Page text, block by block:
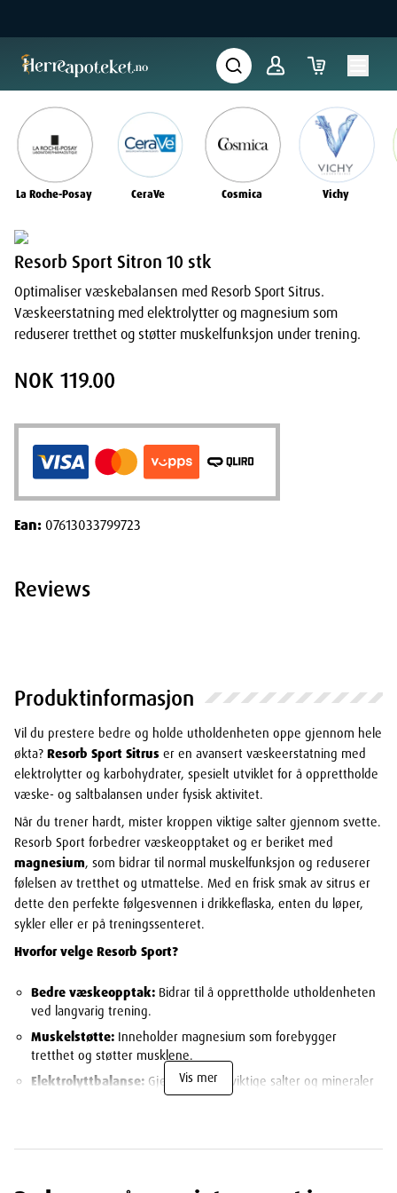
La Roche-Posay CeraVe Cosmica Vichy
Produktinformasjon
Vil du prestere bedre og holde utholdenheten oppe gjennom hele
økta? Resorb Sport Sitrus er en avansert væskeerstatning med
elektrolytter og karbohydrater, spesielt utviklet for å opprettholde
væske- og saltbalansen under fysisk aktivitet.
Når du trener hardt, mister kroppen viktige salter gjennom svette.
Resorb Sport forbedrer væskeopptaket og er beriket med
magnesium, som bidrar til normal muskelfunksjon og reduserer
følelsen av tretthet og utmattelse. Med en frisk smak av sitrus er
dette den perfekte følgesvennen i drikkeflaska, enten du løper,
sykler eller er på treningssenteret.
Hvorfor velge Resorb Sport?
Bedre væskeopptak: Bidrar til å opprettholde utholdenheten
ved langvarig trening.
Muskelstøtte: Inneholder magnesium som forebygger
tretthet og støtter musklene.
Elektrolyttbalanse: Gjenoppretter viktige salter og mineraler
Vis mer
Resorb Sport Sitron 10 stk
Optimaliser væskebalansen med Resorb Sport Sitrus.
Væskeerstatning med elektrolytter og magnesium som
reduserer tretthet og støtter muskelfunksjon under trening.
NOK 119.00
Ean: 07613033799723
Reviews